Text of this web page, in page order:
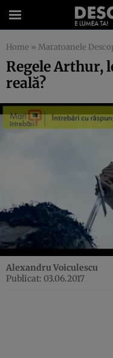
Home » Maratoanele
Regele Arthur,
reală?
Alexandru Voiculescu
Publicat: 03.06.2017